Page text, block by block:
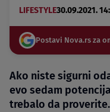
LIFESTYLE30.09.2021.
Postavi Nova.rs za
Ako niste sigurni
evo sedam
trebalo da proverite.